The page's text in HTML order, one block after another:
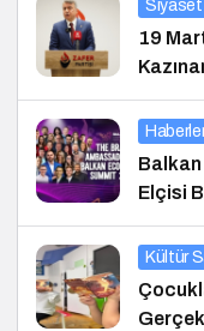
Siyaset
19
Elçisi
Kültür